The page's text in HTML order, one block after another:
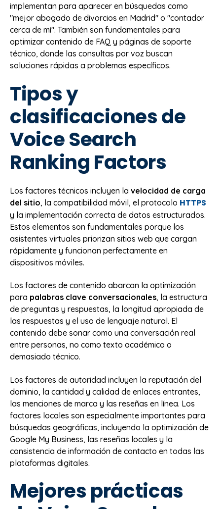
implementan para aparecer en búsquedas como
"mejor abogado de divorcios en Madrid" o "contador
cerca de mí". También son fundamentales para
optimizar contenido de FAQ y páginas de soporte
técnico, donde las consultas por voz buscan
soluciones rápidas a problemas específicos.
Tipos y
clasificaciones de
Voice Search
Ranking Factors
Los factores técnicos incluyen la velocidad de carga
del sitio, la compatibilidad móvil, el protocolo HTTPS
y la implementación correcta de datos estructurados.
Estos elementos son fundamentales porque los
asistentes virtuales priorizan sitios web que cargan
rápidamente y funcionan perfectamente en
dispositivos móviles.
Los factores de contenido abarcan la optimización
para palabras clave conversacionales, la estructura
de preguntas y respuestas, la longitud apropiada de
las respuestas y el uso de lenguaje natural. El
contenido debe sonar como una conversación real
entre personas, no como texto académico o
demasiado técnico.
Los factores de autoridad incluyen la reputación del
dominio, la cantidad y calidad de enlaces entrantes,
las menciones de marca y las reseñas en línea. Los
factores locales son especialmente importantes para
búsquedas geográficas, incluyendo la optimización de
Google My Business, las reseñas locales y la
consistencia de información de contacto en todas las
plataformas digitales.
Mejores prácticas